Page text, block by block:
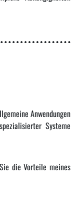
Anwendungen
Systeme
die Vorteile meines